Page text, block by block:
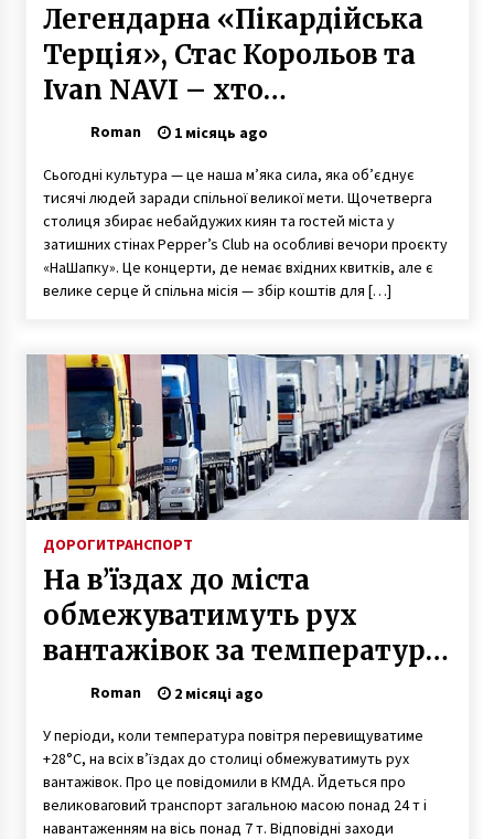
Легендарна «Пікардійська
Терція», Стас Корольов та
Ivan NAVI – хто
виступатиме «НаШапку» в
липні
Roman 1 місяць ago
Сьогодні культура — це наша м’яка сила, яка об’єднує
тисячі людей заради спільної великої мети. Щочетверга
столиця збирає небайдужих киян та гостей міста у
затишних стінах Pepper’s Club на особливі вечори проєкту
«НаШапку». Це концерти, де немає вхідних квитків, але є
велике серце й спільна місія — збір коштів для […]
ДОРОГИТРАНСПОРТ
На в’їздах до міста
обмежуватимуть рух
вантажівок за температури
понад +28°C
Roman 2 місяці ago
У періоди, коли температура повітря перевищуватиме
+28°C, на всіх в’їздах до столиці обмежуватимуть рух
вантажівок. Про це повідомили в КМДА. Йдеться про
великоваговий транспорт загальною масою понад 24 т і
навантаженням на вісь понад 7 т. Відповідні заходи